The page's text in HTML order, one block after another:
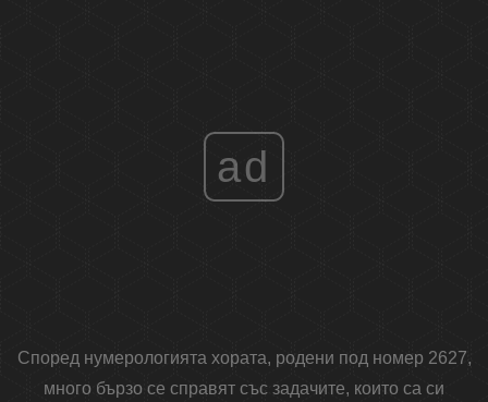
ad
Според нумерологията хората, родени под номер 2627,
много бързо се справят със задачите, които са си